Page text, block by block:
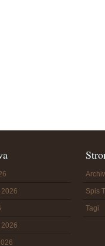
Spis
Tagi